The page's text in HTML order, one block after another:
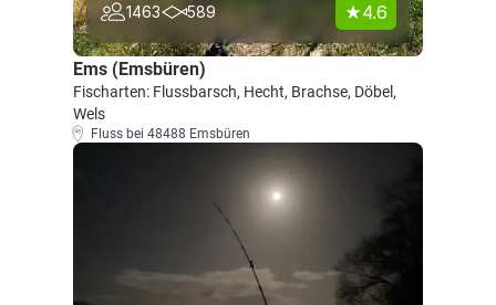
1463 589 4.6
Ems (Emsbüren)
Fischarten: Flussbarsch, Hecht, Brachse, Döbel,
Wels
Fluss bei 48488 Emsbüren